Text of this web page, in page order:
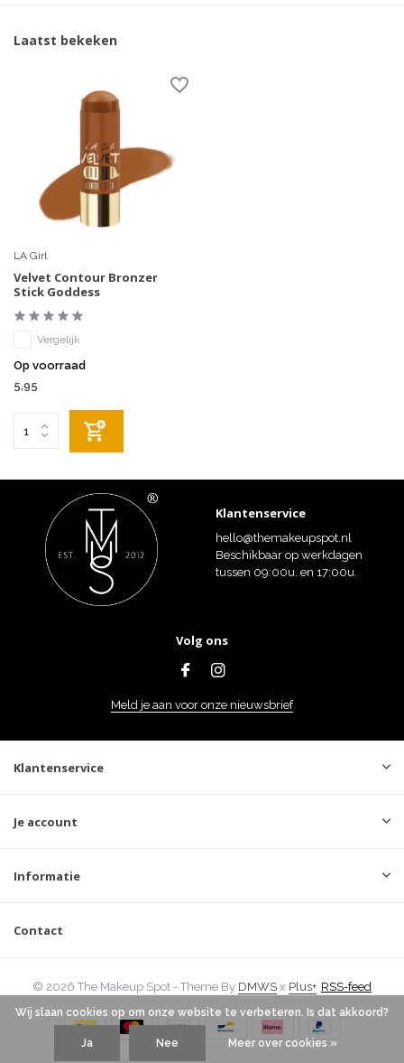
Laatst bekeken
LA Girl
Velvet Contour Bronzer
Stick Goddess
Vergelijk
Op voorraad
5,95
Klantenservice
hello@themakeupspot.nl
Beschikbaar op werkdagen
tussen 09:00u. en 17:00u.
Volg ons
Meld je aan voor onze nieuwsbrief
Klantenservice
Je account
Informatie
Contact
© 2026 The Makeup Spot - Theme By DMWS x Plus+ RSS-feed
Wij slaan cookies op om onze website te verbeteren. Is dat akkoord?
Ja Nee Meer over cookies »